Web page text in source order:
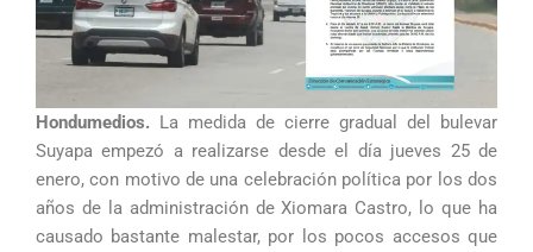
Hondumedios. La medida de cierre gradual del bulevar
Suyapa empezó a realizarse desde el día jueves 25 de
enero, con motivo de una celebración política por los dos
años de la administración de Xiomara Castro, lo que ha
causado bastante malestar, por los pocos accesos que